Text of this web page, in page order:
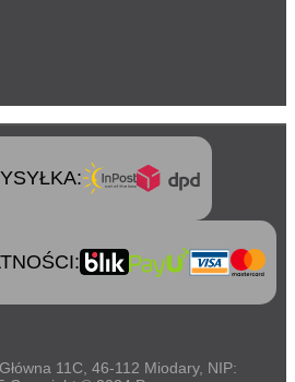
11C, 46-112 Miodary, NIP: